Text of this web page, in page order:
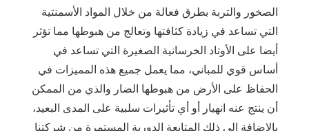
الصخور والتربة بطرق فعالة من خلال المواد الأسمنتية
التي تساعد في زيادة كثافتها وتعالج من هبوطها مما تؤثر
أيضا على الأوتاد الخرسانية الصغيرة التي تساعد في
أساس قوي للمباني، مما يعمل جميع هذه المميزات في
الحفاظ على الأرض من هبوطها الضار والذي من الممكن
أن ينتج عنه انهيار أو أي تأثيرات سلبية على المدى البعيد،
بالإضافة إلى ذلك المتابعة الدورية المستمرة من شركتنا